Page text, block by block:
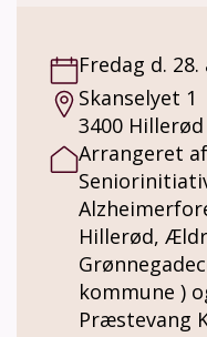
koncept: •
og
uddannede
mestring og
både det svære,
det håbefulde.
og skabe
og erfaringer. •
trivsel.
Fredag d.
Skanselyet 1
3400 Hillerød
Arrangeret
Hillerød,
kommune )
Præstevang